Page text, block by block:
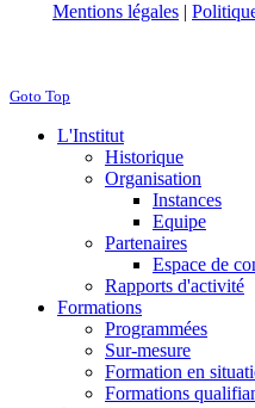
Mentions légales |
Goto Top
L'Institut
Historique
Organisation
Instances
Equipe
Partenaires
Espace de
Rapports d'activité
Formations
Programmées
Sur-mesure
Formation en
Formations